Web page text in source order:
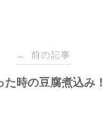
← 前の記事
た時の豆腐煮込み！